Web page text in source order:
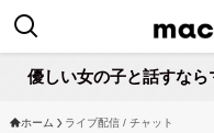
優しい女の子と話すなら
ホーム ライブ配信 / チャット